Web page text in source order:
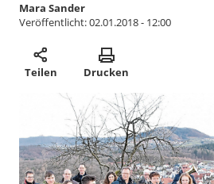
Mara Sander
Veröffentlicht:02.01.2018 - 12:00
Teilen Drucken